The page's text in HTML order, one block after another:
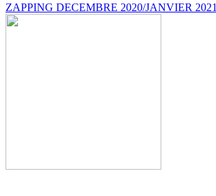
ZAPPING DECEMBRE 2020/JANVIER 2021